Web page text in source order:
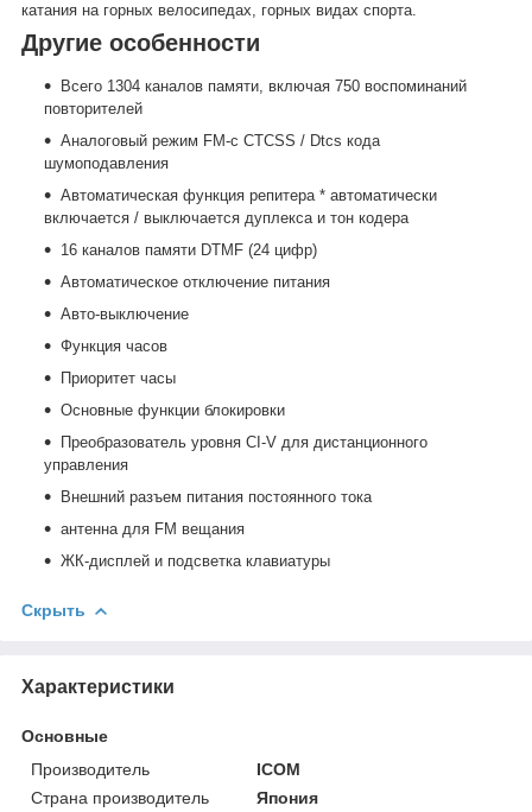
катания на горных велосипедах, горных видах спорта.
Другие особенности
Всего 1304 каналов памяти, включая 750 воспоминаний
повторителей
Аналоговый режим FM-с CTCSS / Dtcs кода
шумоподавления
Автоматическая функция репитера * автоматически
включается / выключается дуплекса и тон кодера
16 каналов памяти DTMF (24 цифр)
Автоматическое отключение питания
Авто-выключение
Функция часов
Приоритет часы
Основные функции блокировки
Преобразователь уровня CI-V для дистанционного
управления
Внешний разъем питания постоянного тока
антенна для FM вещания
ЖК-дисплей и подсветка клавиатуры
Скрыть
Характеристики
Основные
Производитель
ICOM
Страна производитель
Япония